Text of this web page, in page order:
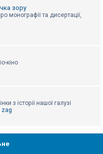
зору
монографії та дисертації,
кіно
з історії нашої галузі
zag